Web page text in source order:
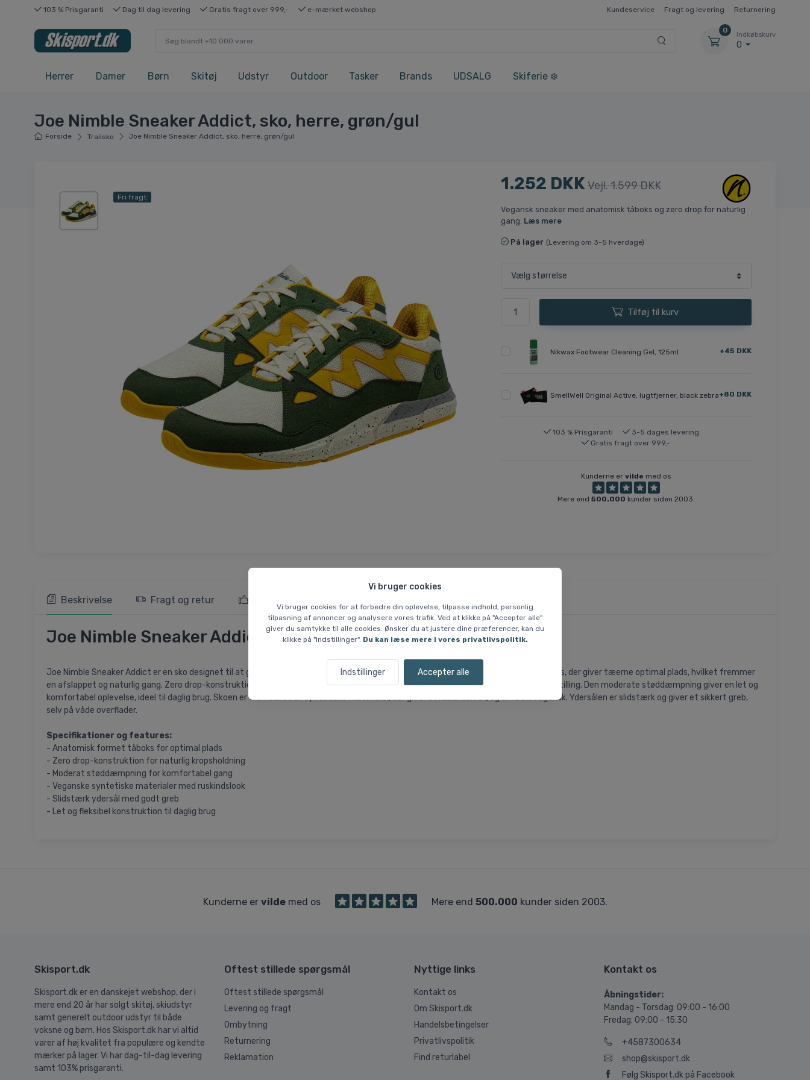
Vi bruger cookies
Vi bruger cookies for at forbedre din oplevelse, tilpasse indhold, personlig
tilpasning af annoncer og analysere vores trafik. Ved at klikke på "Accepter alle"
giver du samtykke til alle cookies. Ønsker du at justere dine præferencer, kan du
klikke på "Indstillinger". Du kan læse mere i vores privatlivspolitik.
Indstillinger Accepter alle
103 % Prisgaranti Dag til dag levering Gratis fragt over 999,- e-mærket webshop Kundeservice Fragt og levering Returnering
0
Indkøbskurv
0
Herrer Damer Børn Skitøj Udstyr Outdoor Tasker Brands UDSALG Skiferie ❄️
Joe Nimble Sneaker Addict, sko, herre, grøn/gul
Forside Trailsko Joe Nimble Sneaker Addict, sko, herre, grøn/gul
Fri fragt
1.252 DKK Vejl. 1.599 DKK
Vegansk sneaker med anatomisk tåboks og zero drop for naturlig
gang. Læs mere
På lager (Levering om 3-5 hverdage)
Tilføj til kurv
Nikwax Footwear Cleaning Gel, 125ml +45 DKK
SmellWell Original Active, lugtfjerner, black zebra+80 DKK
103 % Prisgaranti
3-5 dages levering
Gratis fragt over 999,-
Kunderne er vilde med os
Mere end 500.000 kunder siden 2003.
Beskrivelse Fragt og retur
Joe Nimble Sneaker Addict, sko, herre, grøn/gul
Joe Nimble Sneaker Addict er en sko designet til at give naturlig komfort i et moderne, vegansk design. Skoen har en rummelig tåboks, der giver tæerne optimal plads, hvilket fremmer
en afslappet og naturlig gang. Zero drop-konstruktionen sikrer, at forfod og hæl er i samme højde, hvilket understøtter en sund fodstilling. Den moderate støddæmpning giver en let og
komfortabel oplevelse, ideel til daglig brug. Skoen er fremstillet af syntetiske materialer, der giver et ruskindslook, og er 100% vegansk. Ydersålen er slidstærk og giver et sikkert greb,
selv på våde overflader.
Specifikationer og features:
- Anatomisk formet tåboks for optimal plads
- Zero drop-konstruktion for naturlig kropsholdning
- Moderat støddæmpning for komfortabel gang
- Veganske syntetiske materialer med ruskindslook
- Slidstærk ydersål med godt greb
- Let og fleksibel konstruktion til daglig brug
Kunderne er vildemed os Mere end 500.000 kunder siden 2003.
Skisport.dk
Skisport.dk er en danskejet webshop, der i
mere end 20 år har solgt skitøj, skiudstyr
samt generelt outdoor udstyr til både
voksne og børn. Hos Skisport.dk har vi altid
varer af høj kvalitet fra populære og kendte
mærker på lager. Vi har dag-til-dag levering
samt 103% prisgaranti.
Oftest stillede spørgsmål
Oftest stillede spørgsmål
Levering og fragt
Ombytning
Returnering
Reklamation
Nyttige links
Kontakt os
Om Skisport.dk
Handelsbetingelser
Privatlivspolitik
Find returlabel
Kontakt os
Åbningstider:
Mandag - Torsdag: 09:00 - 16:00
Fredag: 09:00 - 15:30
+4587300634
shop@skisport.dk
Følg Skisport.dk på Facebook